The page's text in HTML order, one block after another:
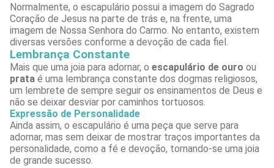
Normalmente, o escapulário possui a imagem do Sagrado
Coração de Jesus na parte de trás e, na frente, uma
imagem de Nossa Senhora do Carmo. No entanto, existem
diversas versões conforme a devoção de cada fiel.
Lembrança Constante
Mais que uma joia para adornar, o escapulário de ouro ou
prata é uma lembrança constante dos dogmas religiosos,
um lembrete de sempre seguir os ensinamentos de Deus e
não se deixar desviar por caminhos tortuosos.
Expressão de Personalidade
Ainda assim, o escapulário é uma peça que serve para
adornar, mas sem deixar de mostrar traços importantes da
personalidade, como a fé e devoção, tornando-se uma joia
de grande sucesso.